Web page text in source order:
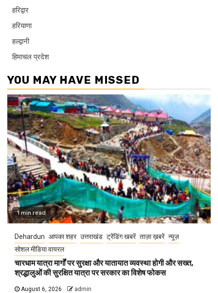
हरिद्वार
हरियाणा
हल्द्वानी
हिमाचल प्रदेश
YOU MAY HAVE MISSED
1 min read
Dehardun आपका शहर उत्तराखंड ट्रेंडिंग खबरें ताज़ा ख़बरें न्यूज़
सोशल मीडिया वायरल
चारधाम यात्रा मार्गों पर सुरक्षा और यातायात व्यवस्था होगी और सख्त,
श्रद्धालुओं की सुरक्षित यात्रा पर सरकार का विशेष फोकस
August 6, 2026 admin